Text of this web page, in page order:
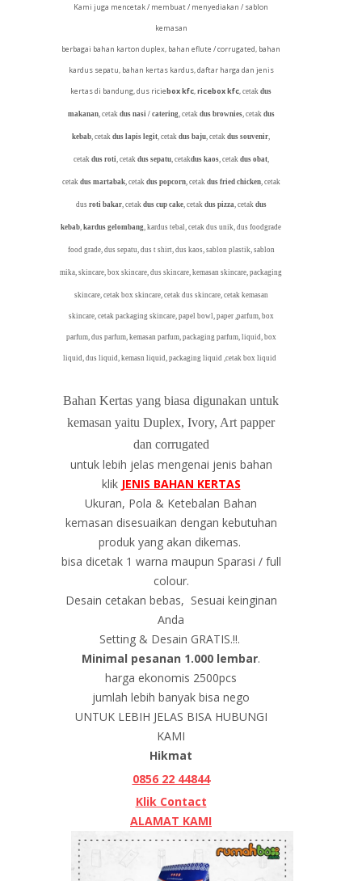
Kami juga mencetak / membuat / menyediakan / sablon
kemasan
berbagai bahan karton duplex, bahan eflute / corrugated, bahan
kardus sepatu, bahan kertas kardus, daftar harga dan jenis
kertas di bandung, dus riciebox kfc,ricebox kfc, cetak dus
makanan, cetak dus nasi / catering, cetak dus brownies, cetak dus
kebab, cetak dus lapis legit, cetak dus baju, cetak dus souvenir,
cetak dus roti, cetak dus sepatu, cetakdus kaos, cetak dus obat,
cetak dus martabak, cetak dus popcorn, cetak dus fried chicken, cetak
dus roti bakar, cetak dus cup cake, cetak dus pizza, cetak dus
kebab, kardus gelombang, kardus tebal, cetak dus unik, dus foodgrade
food grade, dus sepatu, dus t shirt, dus kaos, sablon plastik, sablon
mika, skincare, box skincare, dus skincare, kemasan skincare, packaging
skincare, cetak box skincare, cetak dus skincare, cetak kemasan
skincare, cetak packaging skincare, papel bowl, paper ,parfum, box
parfum, dus parfum, kemasan parfum, packaging parfum, liquid, box
liquid, dus liquid, kemasn liquid, packaging liquid ,cetak box liquid
Bahan Kertas yang biasa digunakan untuk
kemasan yaitu Duplex, Ivory, Art papper
dan corrugated
untuk lebih jelas mengenai jenis bahan
klik JENIS BAHAN KERTAS
Ukuran, Pola & Ketebalan Bahan
kemasan disesuaikan dengan kebutuhan
produk yang akan dikemas.
bisa dicetak 1 warna maupun Sparasi / full
colour.
Desain cetakan bebas, Sesuai keinginan
Anda
Setting & Desain GRATIS.!!.
Minimal pesanan 1.000 lembar.
harga ekonomis 2500pcs
jumlah lebih banyak bisa nego
UNTUK LEBIH JELAS BISA HUBUNGI
KAMI
Hikmat
0856 22 44844
Klik Contact
ALAMAT KAMI